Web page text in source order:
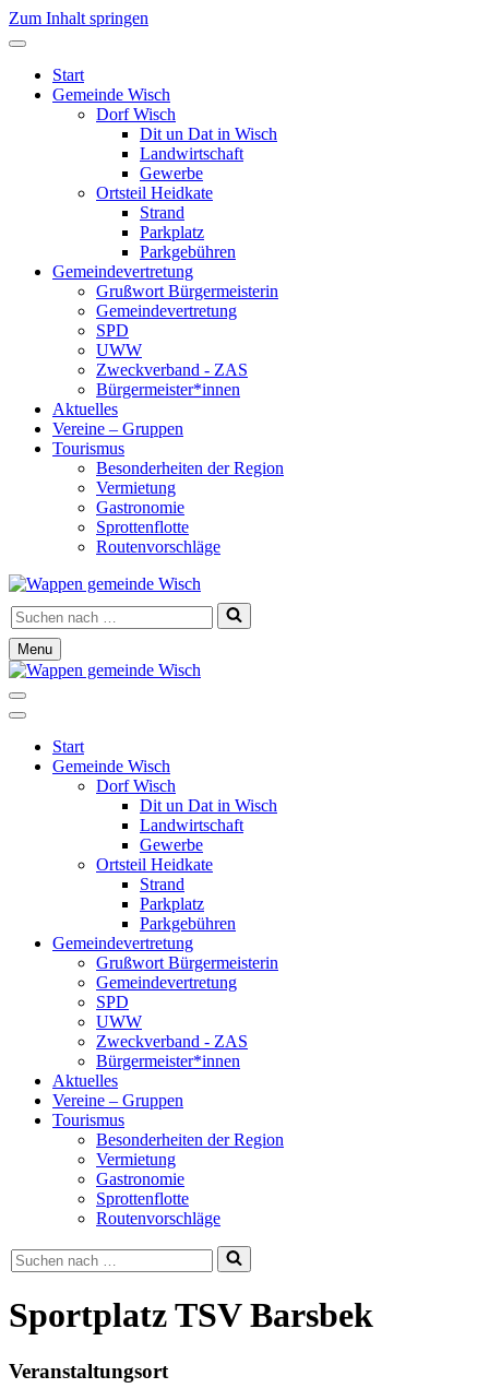
Zum Inhalt springen
Start
Gemeinde Wisch
Dorf Wisch
Dit un Dat in Wisch
Landwirtschaft
Gewerbe
Ortsteil Heidkate
Strand
Parkplatz
Parkgebühren
Gemeindevertretung
Grußwort Bürgermeisterin
Gemeindevertretung
SPD
UWW
Zweckverband - ZAS
Bürgermeister*innen
Aktuelles
Vereine – Gruppen
Tourismus
Besonderheiten der Region
Vermietung
Gastronomie
Sprottenflotte
Routenvorschläge
Suchen
nach …
Menu
Navigationsmenü
Navigationsmenü
Start
Gemeinde Wisch
Dorf Wisch
Dit un Dat in Wisch
Landwirtschaft
Gewerbe
Ortsteil Heidkate
Strand
Parkplatz
Parkgebühren
Gemeindevertretung
Grußwort Bürgermeisterin
Gemeindevertretung
SPD
UWW
Zweckverband - ZAS
Bürgermeister*innen
Aktuelles
Vereine – Gruppen
Tourismus
Besonderheiten der Region
Vermietung
Gastronomie
Sprottenflotte
Routenvorschläge
Suchen
nach …
Sportplatz TSV Barsbek
Veranstaltungsort